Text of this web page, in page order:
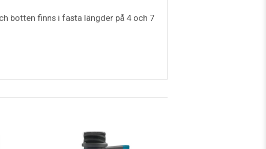
botten finns i fasta längder på 4 och 7